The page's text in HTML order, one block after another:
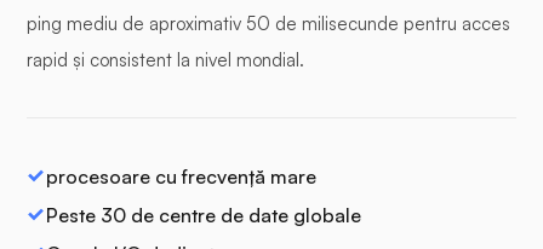
ping mediu de aproximativ 50 de milisecunde pentru acces
rapid și consistent la nivel mondial.
procesoare cu frecvență mare
Peste 30 de centre de date globale